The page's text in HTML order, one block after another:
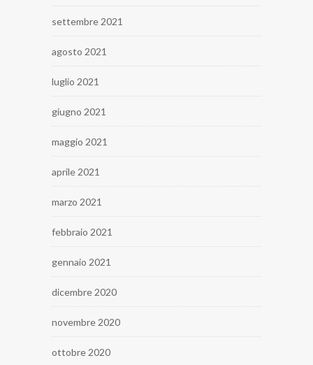
settembre 2021
agosto 2021
luglio 2021
giugno 2021
maggio 2021
aprile 2021
marzo 2021
febbraio 2021
gennaio 2021
dicembre 2020
novembre 2020
ottobre 2020